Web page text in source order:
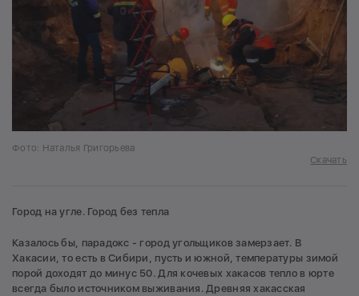
Фото: Наталья Григорьева
Скачать
Город на угле. Город без тепла
Казалось бы, парадокс - город угольщиков замерзает. В
Хакасии, то есть в Сибири, пусть и южной, температуры зимой
порой доходят до минус 50. Для кочевых хакасов тепло в юрте
всегда было источником выживания. Древняя хакасская